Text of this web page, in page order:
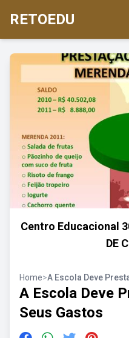
RETOEDU
Centro Educacional
DE
Home>A Escola Deve
A Escola Deve
Seus Gastos